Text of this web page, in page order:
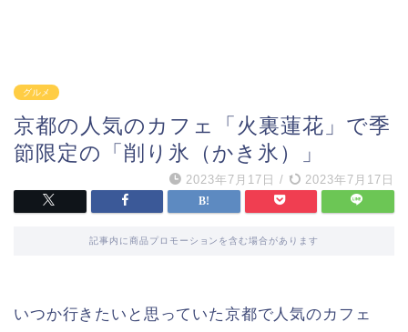
グルメ
京都の人気のカフェ「火裏蓮花」で季
節限定の「削り氷（かき氷）」
2023年7月17日 / 2023年7月17日
記事内に商品プロモーションを含む場合があります
いつか行きたいと思っていた京都で人気のカフェ